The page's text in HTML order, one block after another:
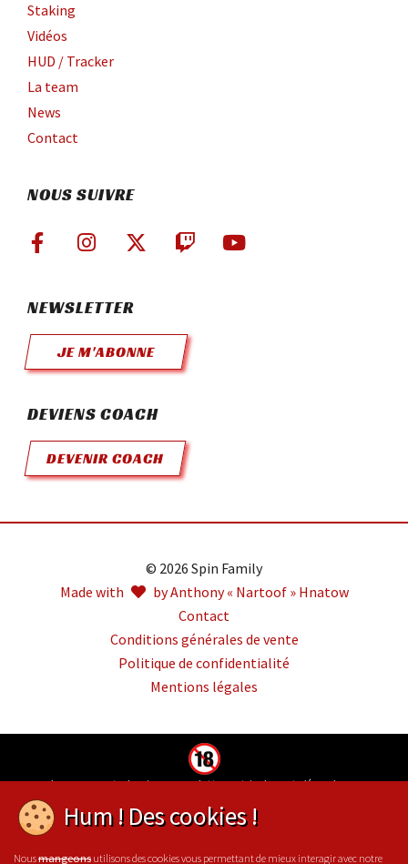
Staking
Vidéos
HUD / Tracker
La team
News
Contact
NOUS SUIVRE
NEWSLETTER
JE M'ABONNE
DEVIENS COACH
DEVENIR COACH
© 2026 Spin Family
Made with
by Anthony « Nartoof » Hnatow
Contact
Conditions générales de vente
Politique de confidentialité
Mentions légales
Jouer comporte des risques : endettement, isolement, dépendance.
Hum ! Des cookies !
Nousmangeons utilisons des cookies vous permettant de mieux interagir avec notre